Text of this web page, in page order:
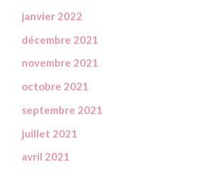
janvier 2022
décembre 2021
novembre 2021
octobre 2021
septembre 2021
juillet 2021
avril 2021